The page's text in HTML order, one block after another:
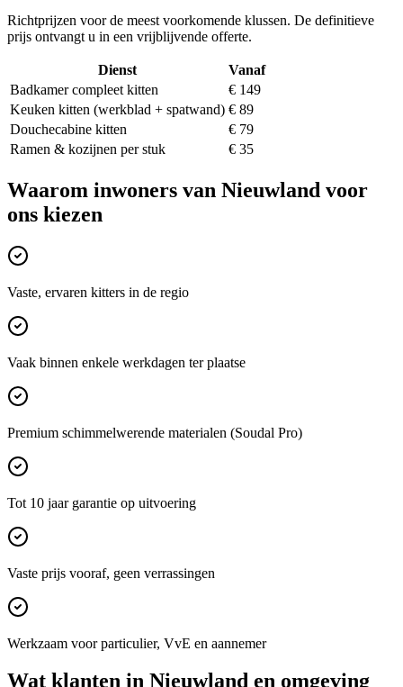
Richtprijzen voor de meest voorkomende klussen. De definitieve
prijs ontvangt u in een vrijblijvende offerte.
Dienst
Vanaf
Badkamer compleet kitten
€ 149
Keuken kitten (werkblad + spatwand) € 89
Douchecabine kitten
€ 79
Ramen & kozijnen per stuk
€ 35
Waarom inwoners van Nieuwland voor
ons kiezen
Vaste, ervaren kitters in de regio
Vaak binnen enkele werkdagen ter plaatse
Premium schimmelwerende materialen (Soudal Pro)
Tot 10 jaar garantie op uitvoering
Vaste prijs vooraf, geen verrassingen
Werkzaam voor particulier, VvE en aannemer
Wat klanten in Nieuwland en omgeving